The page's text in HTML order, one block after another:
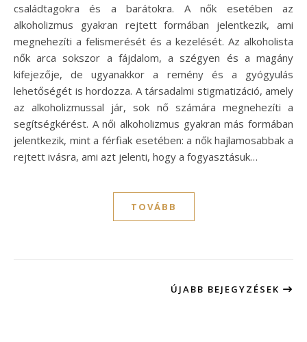
családtagokra és a barátokra. A nők esetében az
alkoholizmus gyakran rejtett formában jelentkezik, ami
megnehezíti a felismerését és a kezelését. Az alkoholista
nők arca sokszor a fájdalom, a szégyen és a magány
kifejezője, de ugyanakkor a remény és a gyógyulás
lehetőségét is hordozza. A társadalmi stigmatizáció, amely
az alkoholizmussal jár, sok nő számára megnehezíti a
segítségkérést. A női alkoholizmus gyakran más formában
jelentkezik, mint a férfiak esetében: a nők hajlamosabbak a
rejtett ivásra, ami azt jelenti, hogy a fogyasztásuk…
TOVÁBB
ÚJABB BEJEGYZÉSEK